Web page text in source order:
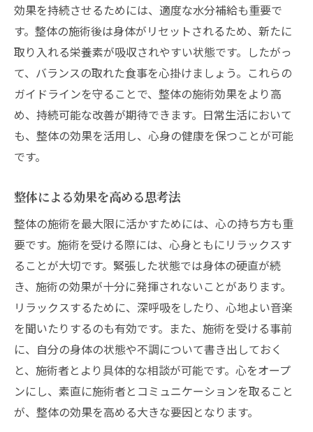
効果を持続させるためには、適度な水分補給も重要で
す。整体の施術後は身体がリセットされるため、新たに
取り入れる栄養素が吸収されやすい状態です。したがっ
て、バランスの取れた食事を心掛けましょう。これらの
ガイドラインを守ることで、整体の施術効果をより高
め、持続可能な改善が期待できます。日常生活において
も、整体の効果を活用し、心身の健康を保つことが可能
です。
整体による効果を高める思考法
整体の施術を最大限に活かすためには、心の持ち方も重
要です。施術を受ける際には、心身ともにリラックスす
ることが大切です。緊張した状態では身体の硬直が続
き、施術の効果が十分に発揮されないことがあります。
リラックスするために、深呼吸をしたり、心地よい音楽
を聞いたりするのも有効です。また、施術を受ける事前
に、自分の身体の状態や不調について書き出しておく
と、施術者とより具体的な相談が可能です。心をオープ
ンにし、素直に施術者とコミュニケーションを取ること
が、整体の効果を高める大きな要因となります。